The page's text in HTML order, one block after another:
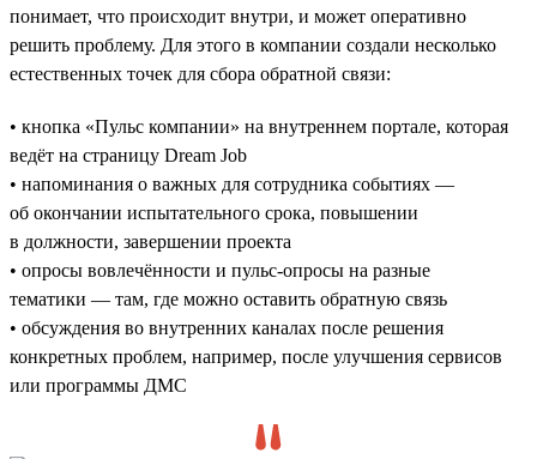
понимает, что происходит внутри, и может оперативно
решить проблему. Для этого в компании создали несколько
естественных точек для сбора обратной связи:
• кнопка «Пульс компании» на внутреннем портале, которая
ведёт на страницу Dream Job
• напоминания о важных для сотрудника событиях —
об окончании испытательного срока, повышении
в должности, завершении проекта
• опросы вовлечённости и пульс-опросы на разные
тематики — там, где можно оставить обратную связь
• обсуждения во внутренних каналах после решения
конкретных проблем, например, после улучшения сервисов
или программы ДМС